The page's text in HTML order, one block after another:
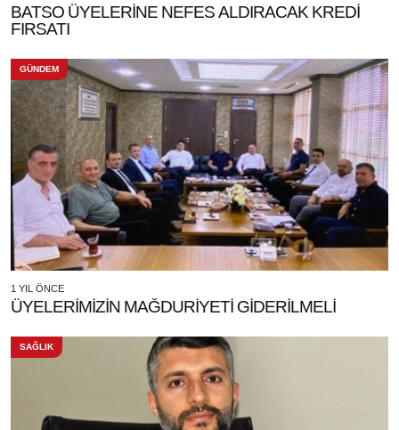
BATSO ÜYELERİNE NEFES ALDIRACAK KREDİ
FIRSATI
GÜNDEM
1 YIL ÖNCE
ÜYELERİMİZİN MAĞDURİYETİ GİDERİLMELİ
SAĞLIK